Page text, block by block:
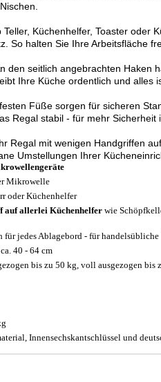
Teller, Küchenhelfer, Toaster oder
So halten Sie Ihre Arbeitsfläche
den seitlich angebrachten Haken
Ihre Küche ordentlich und alles
Füße sorgen für sicheren
Regal stabil - für mehr Sicherheit
Regal mit wenigen Handgriffen
Umstellungen Ihrer
Mikrowelle
oder Küchenhelfer
auf allerlei Küchenhelferwie
für jedes Ablagebord - für
40 - 64 cm
bis zu 50 kg, voll ausgezogen bis
Innensechskantschlüssel und